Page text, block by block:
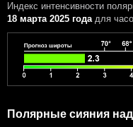
Индекс интенсивности
18 марта 2025 годадля
Полярные сияния